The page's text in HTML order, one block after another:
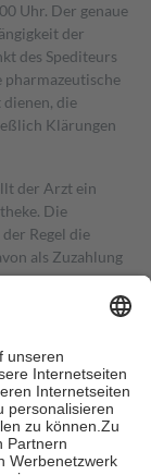
Uhr. Der genaue
der
des Spediteurs
pharmazeutische
die
Klärungen
der Arzt ein
Die
Regel die
als Zuzahlung
von zehn
die tatsächlichen
Apotheken.
die
je